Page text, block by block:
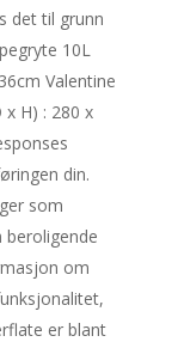
det til grunn
10L
Valentine
H) : 280 x
din.
som
beroligende
om
er blant